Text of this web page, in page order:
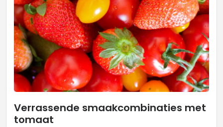
Verrassende smaakcombinaties met
tomaat